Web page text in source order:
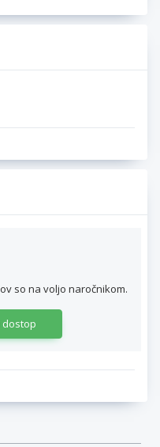
so na voljo naročnikom.
dostop